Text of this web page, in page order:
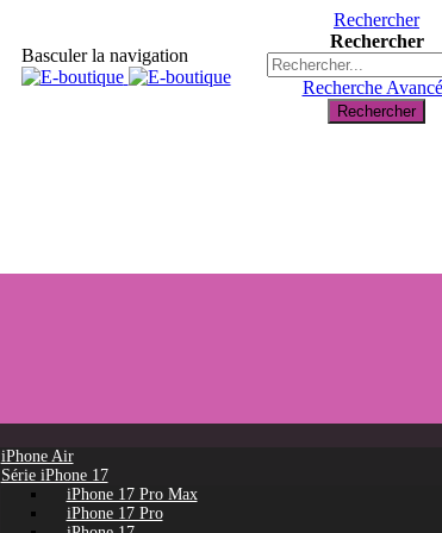
Basculer la navigation
Rechercher
Rechercher
Recherche
Rechercher
iPhone Air
Série iPhone 17
iPhone 17 Pro Max
iPhone 17 Pro